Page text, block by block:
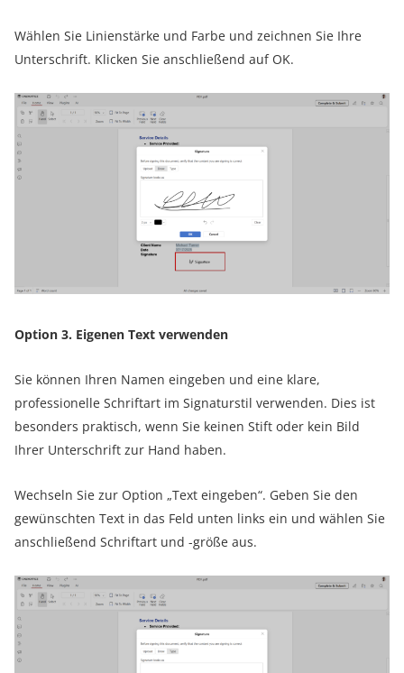
Wählen Sie Linienstärke und Farbe und zeichnen Sie Ihre
Unterschrift. Klicken Sie anschließend auf OK.
Option 3. Eigenen Text verwenden
Sie können Ihren Namen eingeben und eine klare,
professionelle Schriftart im Signaturstil verwenden. Dies ist
besonders praktisch, wenn Sie keinen Stift oder kein Bild
Ihrer Unterschrift zur Hand haben.
Wechseln Sie zur Option „Text eingeben“. Geben Sie den
gewünschten Text in das Feld unten links ein und wählen Sie
anschließend Schriftart und -größe aus.